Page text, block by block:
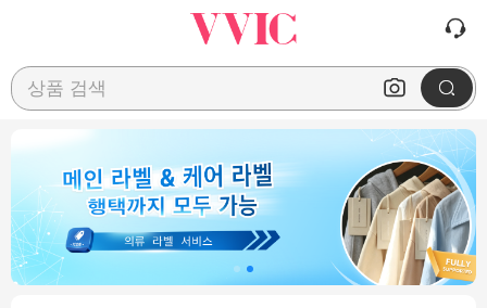
상품 검색